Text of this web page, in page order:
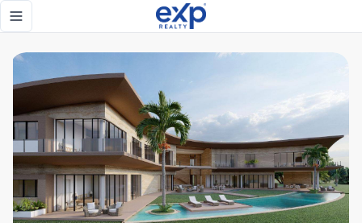
Toggle navigation menu
Exclusiva Casa en venta en Cap Cana, al frente de campo